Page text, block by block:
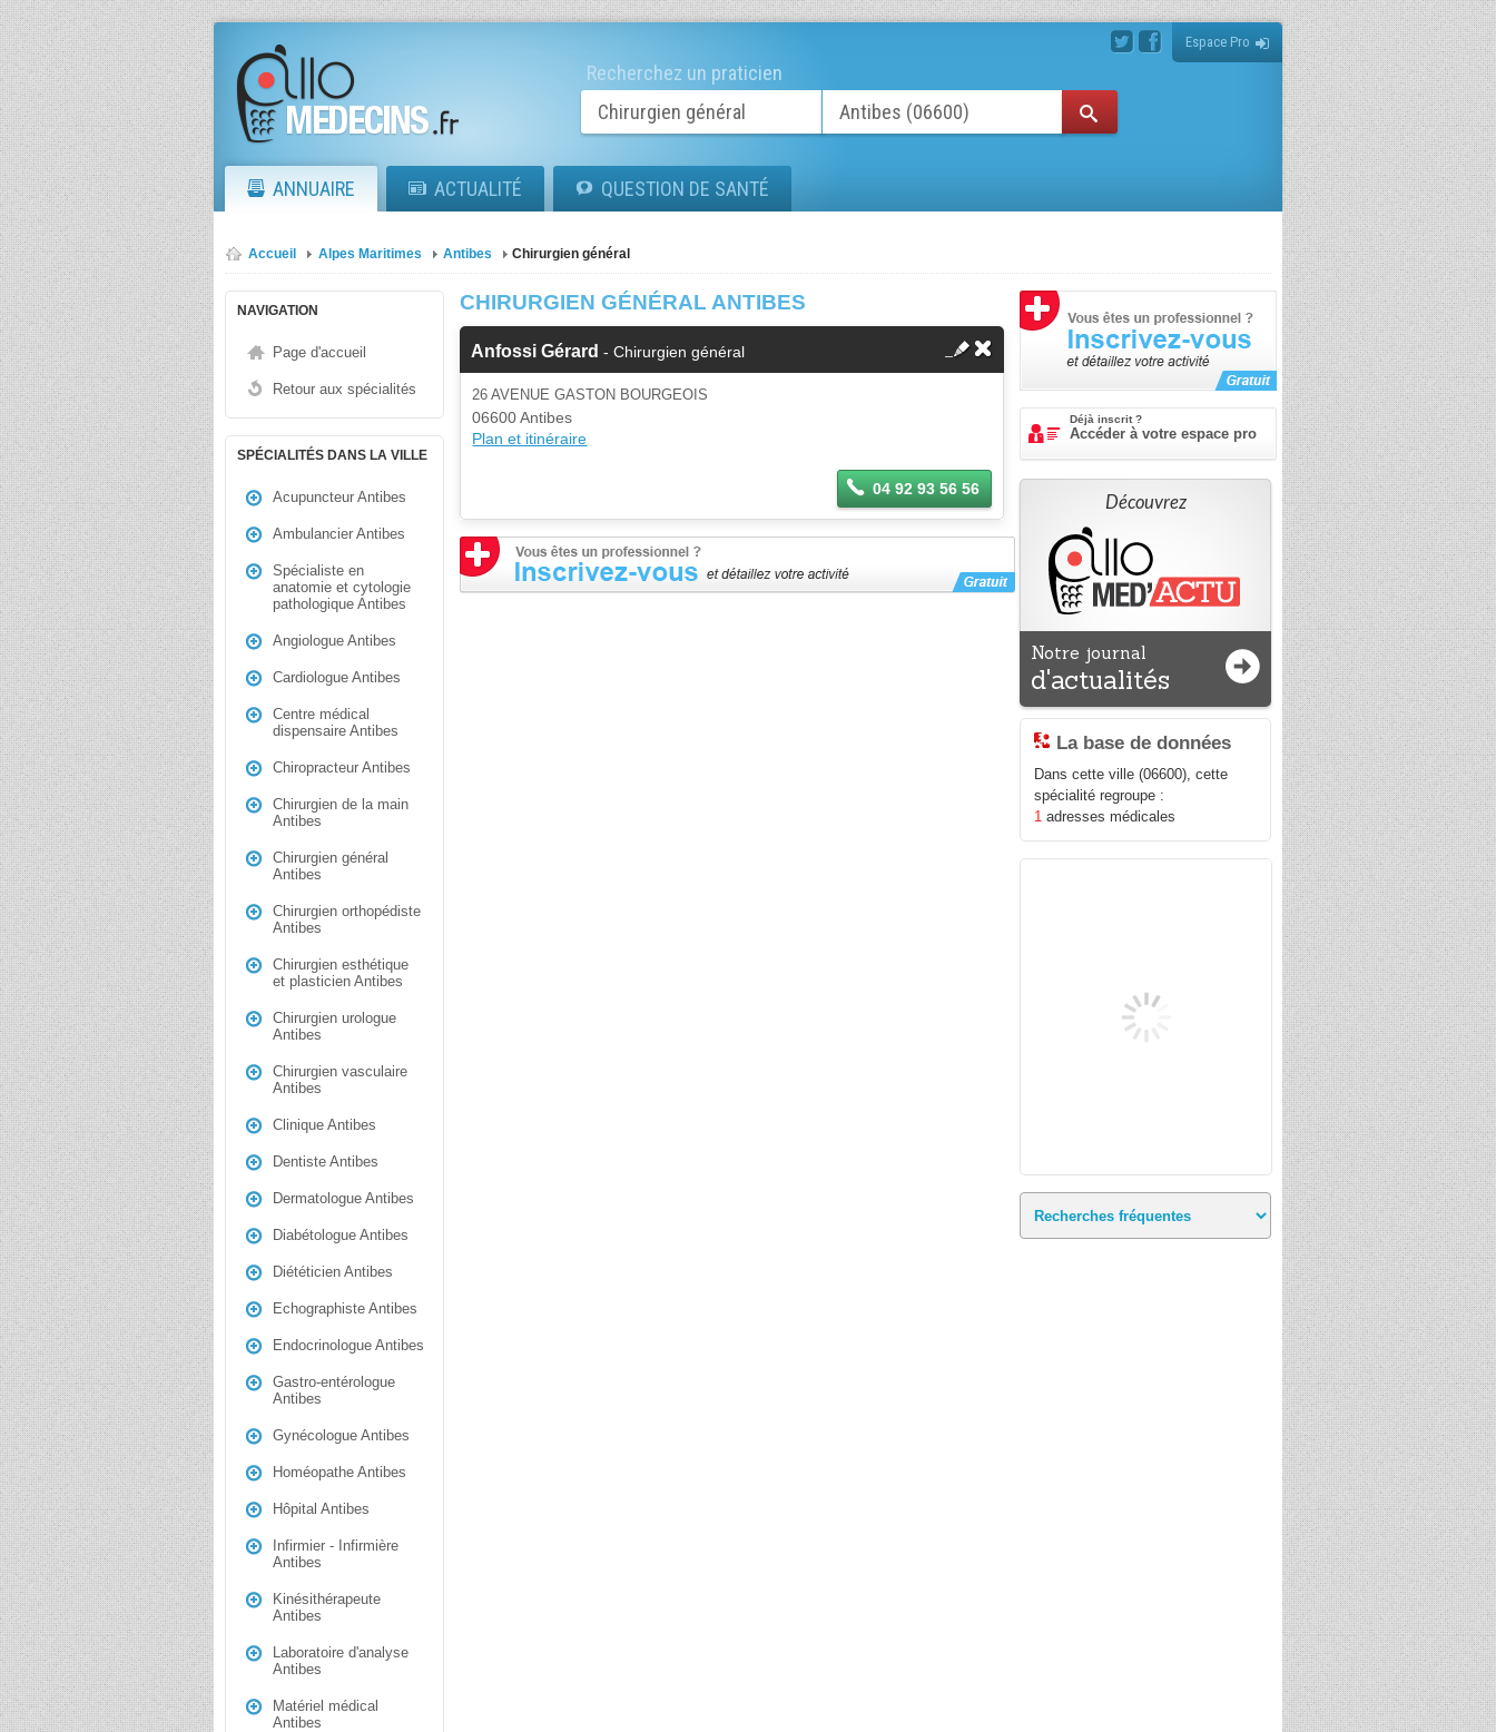
Espace Pro
Recherchez un praticien
ANNUAIRE ACTUALITÉ QUESTION DE SANTÉ
Accueil Alpes Maritimes Antibes Chirurgien général
NAVIGATION
Page d'accueil
Retour aux spécialités
SPÉCIALITÉS DANS LA VILLE
Acupuncteur Antibes
Ambulancier Antibes
Spécialiste en
anatomie et cytologie
pathologique Antibes
Angiologue Antibes
Cardiologue Antibes
Centre médical
dispensaire Antibes
Chiropracteur Antibes
Chirurgien de la main
Antibes
Chirurgien général
Antibes
Chirurgien orthopédiste
Antibes
Chirurgien esthétique
et plasticien Antibes
Chirurgien urologue
Antibes
Chirurgien vasculaire
Antibes
Clinique Antibes
Dentiste Antibes
Dermatologue Antibes
Diabétologue Antibes
Diététicien Antibes
Echographiste Antibes
Endocrinologue Antibes
Gastro-entérologue
Antibes
Gynécologue Antibes
Homéopathe Antibes
Hôpital Antibes
Infirmier - Infirmière
Antibes
Kinésithérapeute
Antibes
Laboratoire d'analyse
Antibes
Matériel médical
Antibes
CHIRURGIEN GÉNÉRAL ANTIBES
Anfossi Gérard - Chirurgien général
26 AVENUE GASTON BOURGEOIS
06600 Antibes
Plan et itinéraire
04 92 93 56 56
Déjà inscrit ?
Accéder à votre espace pro
Découvrez
Notre journal
d'actualités
La base de données
Dans cette ville (06600), cette
spécialité regroupe :
1 adresses médicales